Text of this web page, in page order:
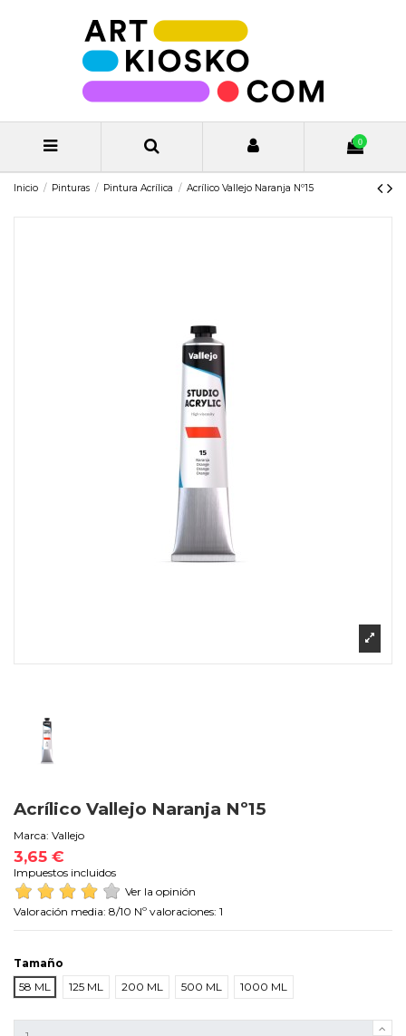
0
Inicio Pinturas Pintura Acrílica Acrílico Vallejo Naranja Nº15
Acrílico Vallejo Naranja Nº15
Marca: Vallejo
3,65 €
Impuestos incluidos
Ver la opinión
Valoración media: 8/10 Nº valoraciones: 1
Tamaño
58 ML
125 ML 200 ML 500 ML 1000 ML